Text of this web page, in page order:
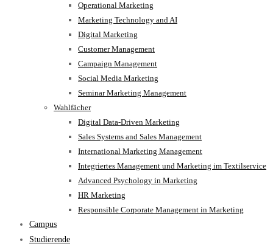
Operational Marketing
Marketing Technology and AI
Digital Marketing
Customer Management
Campaign Management
Social Media Marketing
Seminar Marketing Management
Wahlfächer
Digital Data-Driven Marketing
Sales Systems and Sales Management
International Marketing Management
Integriertes Management und Marketing im Textilservice
Advanced Psychology in Marketing
HR Marketing
Responsible Corporate Management in Marketing
Campus
Studierende